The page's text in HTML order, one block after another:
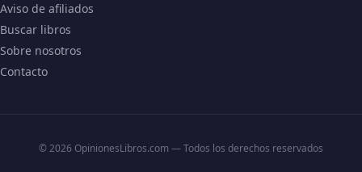
Aviso de afiliados
Buscar libros
Sobre nosotros
Contacto
© 2026 OpinionesLibros.com — Todos los derechos reservados